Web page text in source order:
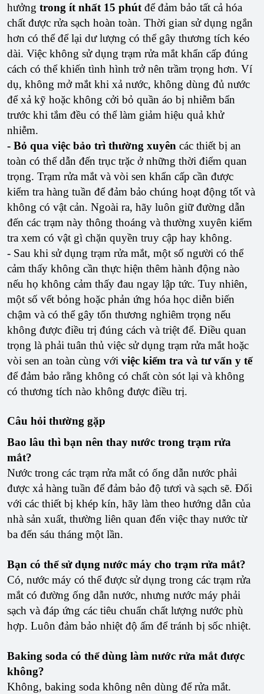
hưởng trong ít nhất 15 phút để đảm bảo tất cả hóa
chất được rửa sạch hoàn toàn. Thời gian sử dụng ngắn
hơn có thể để lại dư lượng có thể gây thương tích kéo
dài. Việc không sử dụng trạm rửa mắt khẩn cấp đúng
cách có thể khiến tình hình trở nên trầm trọng hơn. Ví
dụ, không mở mắt khi xả nước, không dùng đủ nước
để xả kỹ hoặc không cởi bỏ quần áo bị nhiễm bẩn
trước khi tắm đều có thể làm giảm hiệu quả khử
nhiễm.
- Bỏ qua việc bảo trì thường xuyên các thiết bị an
toàn có thể dẫn đến trục trặc ở những thời điểm quan
trọng. Trạm rửa mắt và vòi sen khẩn cấp cần được
kiểm tra hàng tuần để đảm bảo chúng hoạt động tốt và
không có vật cản. Ngoài ra, hãy luôn giữ đường dẫn
đến các trạm này thông thoáng và thường xuyên kiểm
tra xem có vật gì chặn quyền truy cập hay không.
- Sau khi sử dụng trạm rửa mắt, một số người có thể
cảm thấy không cần thực hiện thêm hành động nào
nếu họ không cảm thấy đau ngay lập tức. Tuy nhiên,
một số vết bỏng hoặc phản ứng hóa học diễn biến
chậm và có thể gây tổn thương nghiêm trọng nếu
không được điều trị đúng cách và triệt để. Điều quan
trọng là phải tuân thủ việc sử dụng trạm rửa mắt hoặc
vòi sen an toàn cùng với việc kiểm tra và tư vấn y tế
để đảm bảo rằng không có chất còn sót lại và không
có thương tích nào không được điều trị.
Câu hỏi thường gặp
Bao lâu thì bạn nên thay nước trong trạm rửa
mắt?
Nước trong các trạm rửa mắt có ống dẫn nước phải
được xả hàng tuần để đảm bảo độ tươi và sạch sẽ. Đối
với các thiết bị khép kín, hãy làm theo hướng dẫn của
nhà sản xuất, thường liên quan đến việc thay nước từ
ba đến sáu tháng một lần.
Bạn có thể sử dụng nước máy cho trạm rửa mắt?
Có, nước máy có thể được sử dụng trong các trạm rửa
mắt có đường ống dẫn nước, nhưng nước máy phải
sạch và đáp ứng các tiêu chuẩn chất lượng nước phù
hợp. Luôn đảm bảo nhiệt độ ấm để tránh bị sốc nhiệt.
Baking soda có thể dùng làm nước rửa mắt được
không?
Không, baking soda không nên dùng để rửa mắt.